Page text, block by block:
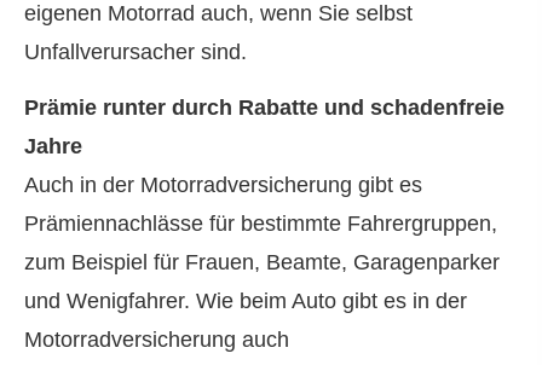
eigenen Motorrad auch, wenn Sie selbst
Unfallverursacher sind.
Prämie runter durch Rabatte und schadenfreie
Jahre
Auch in der Motor­rad­ver­sicherung gibt es
Prämiennachlässe für bestimmte Fahrergruppen,
zum Beispiel für Frauen, Beamte, Garagenparker
und Wenigfahrer. Wie beim Auto gibt es in der
Motor­rad­ver­sicherung auch